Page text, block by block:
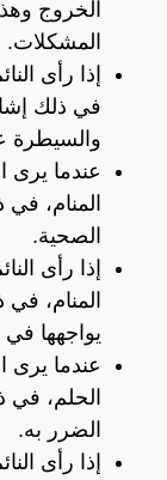
الخروج
المشكلات.
إذا رأى
في ذلك
والسيطرة
عندما يرى
المنام، في
الصحية.
إذا رأى
المنام،
يواجهها في
عندما يرى
الحلم، في
الضرر به.
إذا رأى